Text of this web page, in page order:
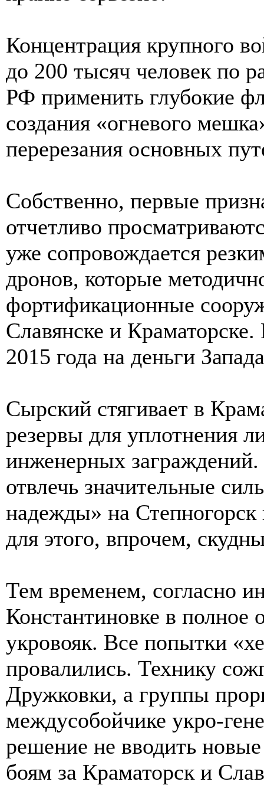
Концентрация крупного
до 200 тысяч человек по
РФ применить глубокие
создания «огневого
перерезания основных
Собственно, первые
отчетливо
уже сопровождается
дронов, которые
фортификационные
Славянске и
2015 года на деньги
Сырский стягивает в
резервы для уплотнения
инженерных заграждений.
отвлечь значительные
надежды» на
для этого, впрочем,
Тем временем, согласно
Константиновке в полное
укровояк. Все попытки
провалились. Технику
Дружковки, а группы
междусобойчике укро-
решение не вводить новые
боям за Краматорск и